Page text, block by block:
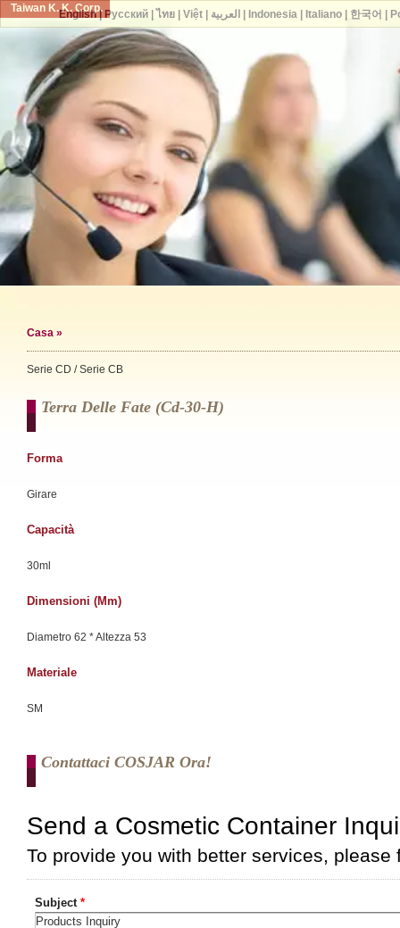
Taiwan K. K. Corp.
Casa »
Serie CD / Serie CB
Terra Delle Fate (cd-30-H)
Forma
Girare
Capacità
30ml
Dimensioni (mm)
Diametro 62 * Altezza 53
Materiale
SM
Contattaci COSJAR Ora!
English| Русский| ไทย| Việt| العربية Indonesia| Italiano| 한국어